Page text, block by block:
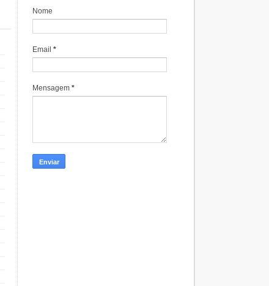
Nome
Email *
Mensagem *